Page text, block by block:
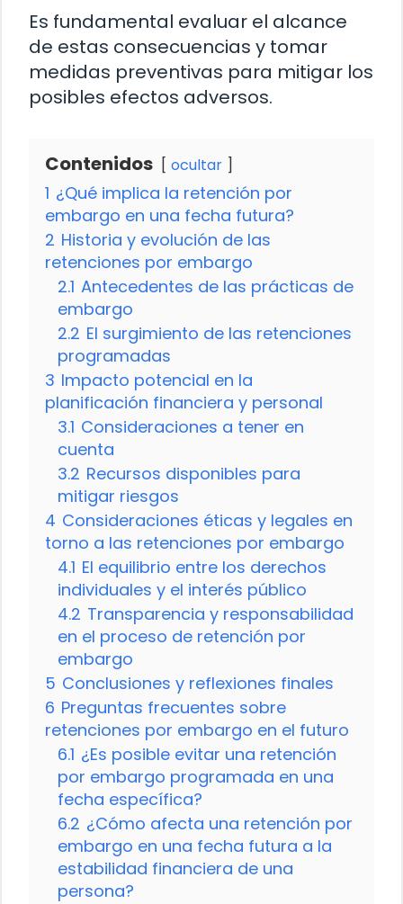
Es fundamental evaluar el alcance
de estas consecuencias y tomar
medidas preventivas para mitigar los
posibles efectos adversos.
Contenidos ocultar
1 ¿Qué implica la retención por
embargo en una fecha futura?
2 Historia y evolución de las
retenciones por embargo
2.1 Antecedentes de las prácticas de
embargo
2.2 El surgimiento de las retenciones
programadas
3 Impacto potencial en la
planificación financiera y personal
3.1 Consideraciones a tener en
cuenta
3.2 Recursos disponibles para
mitigar riesgos
4 Consideraciones éticas y legales en
torno a las retenciones por embargo
4.1 El equilibrio entre los derechos
individuales y el interés público
4.2 Transparencia y responsabilidad
en el proceso de retención por
embargo
5 Conclusiones y reflexiones finales
6 Preguntas frecuentes sobre
retenciones por embargo en el futuro
6.1 ¿Es posible evitar una retención
por embargo programada en una
fecha específica?
6.2 ¿Cómo afecta una retención por
embargo en una fecha futura a la
estabilidad financiera de una
persona?